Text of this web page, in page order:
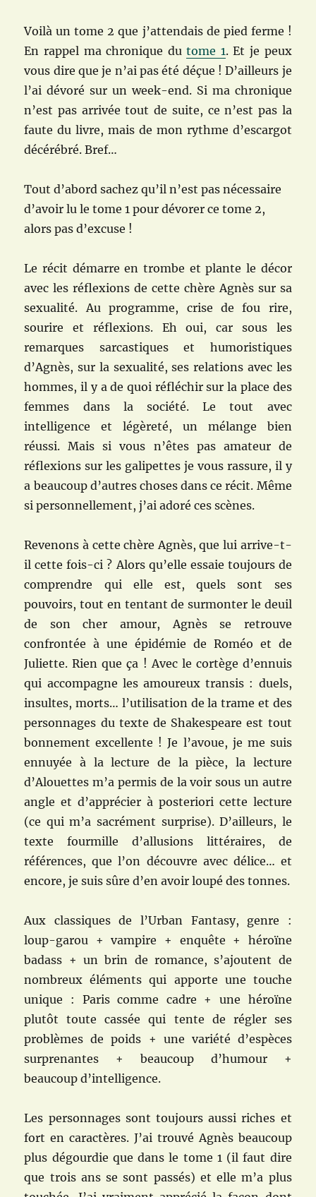
Voilà un tome 2 que j’attendais de pied ferme !
En rappel ma chronique dutome 1. Et je peux
vous dire que je n’ai pas été déçue ! D’ailleurs je
l’ai dévoré sur un week-end. Si ma chronique
n’est pas arrivée tout de suite, ce n’est pas la
faute du livre, mais de mon rythme d’escargot
décérébré. Bref…
Tout d’abord sachez qu’il n’est pas nécessaire
d’avoir lu le tome 1 pour dévorer ce tome 2,
alors pas d’excuse !
Le récit démarre en trombe et plante le décor
avec les réflexions de cette chère Agnès sur sa
sexualité. Au programme, crise de fou rire,
sourire et réflexions. Eh oui, car sous les
remarques sarcastiques et humoristiques
d’Agnès, sur la sexualité, ses relations avec les
hommes, il y a de quoi réfléchir sur la place des
femmes dans la société. Le tout avec
intelligence et légèreté, un mélange bien
réussi. Mais si vous n’êtes pas amateur de
réflexions sur les galipettes je vous rassure, il y
a beaucoup d’autres choses dans ce récit. Même
si personnellement, j’ai adoré ces scènes.
Revenons à cette chère Agnès, que lui arrive-t-
il cette fois-ci ? Alors qu’elle essaie toujours de
comprendre qui elle est, quels sont ses
pouvoirs, tout en tentant de surmonter le deuil
de son cher amour, Agnès se retrouve
confrontée à une épidémie de Roméo et de
Juliette. Rien que ça ! Avec le cortège d’ennuis
qui accompagne les amoureux transis : duels,
insultes, morts… l’utilisation de la trame et des
personnages du texte de Shakespeare est tout
bonnement excellente ! Je l’avoue, je me suis
ennuyée à la lecture de la pièce, la lecture
d’Alouettes m’a permis de la voir sous un autre
angle et d’apprécier à posteriori cette lecture
(ce qui m’a sacrément surprise). D’ailleurs, le
texte fourmille d’allusions littéraires, de
références, que l’on découvre avec délice… et
encore, je suis sûre d’en avoir loupé des tonnes.
Aux classiques de l’Urban Fantasy, genre :
loup-garou + vampire + enquête + héroïne
badass + un brin de romance, s’ajoutent de
nombreux éléments qui apporte une touche
unique : Paris comme cadre + une héroïne
plutôt toute cassée qui tente de régler ses
problèmes de poids + une variété d’espèces
surprenantes + beaucoup d’humour +
beaucoup d’intelligence.
Les personnages sont toujours aussi riches et
fort en caractères. J’ai trouvé Agnès beaucoup
plus dégourdie que dans le tome 1 (il faut dire
que trois ans se sont passés) et elle m’a plus